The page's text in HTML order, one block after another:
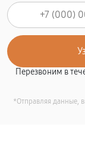
Перезвоним в
*Отправляя данные,